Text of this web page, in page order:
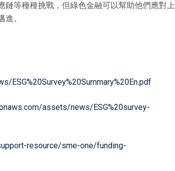
鏈等種種挑戰，但綠色金融可以幫助他們應對上
。
ESG%20Survey%20Summary%20En.pdf
assets/news/ESG%20survey-
resource/sme-one/funding-